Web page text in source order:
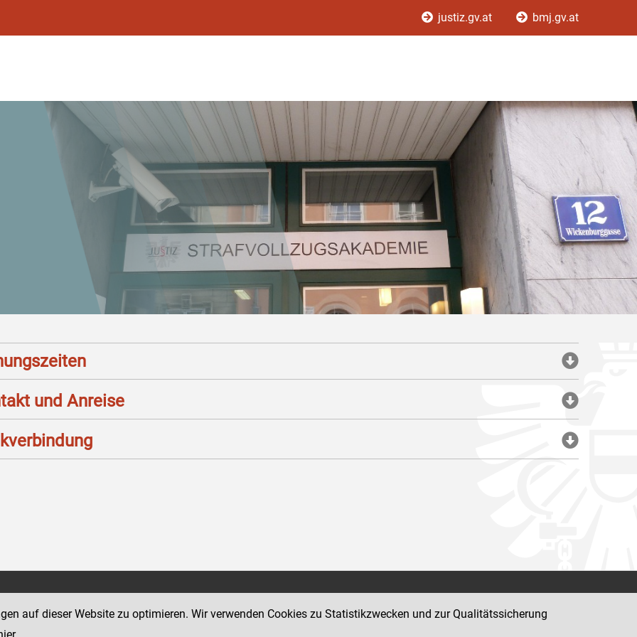
justiz.gv.at bmj.gv.at
und Anreise
12
der Justiz und des BMJ
Impressum
auf dieser Website zu optimieren. Wir verwenden Cookies zu Statistikzwecken und zur Qualitätssicherung